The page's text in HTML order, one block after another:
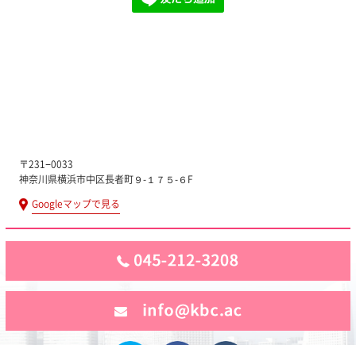
〒231−0033
神奈川県横浜市中区長者町９-１７５-６F
Googleマップで見る